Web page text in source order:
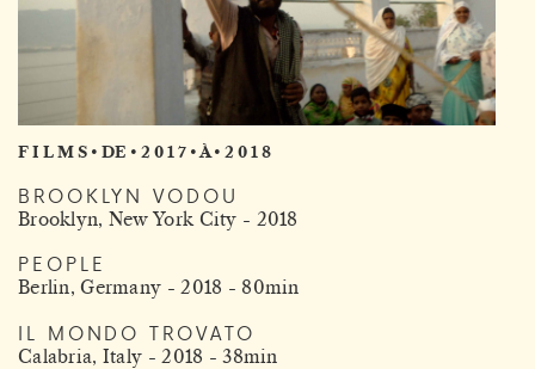
F I L M S • DE • 2 0 1 7 • À • 2 0 1 8
BROOKLYN VODOU
Brooklyn, New York City - 2018
PEOPLE
Berlin, Germany - 2018 - 80min
IL MONDO TROVATO
Calabria, Italy - 2018 - 38min